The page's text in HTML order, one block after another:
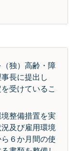
（独）高齢・障
長に提出し
受けているこ
境整備措置を実
及び雇用環境
６か月間の使